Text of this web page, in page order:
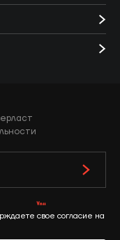
Elit-Web
свое согласие на